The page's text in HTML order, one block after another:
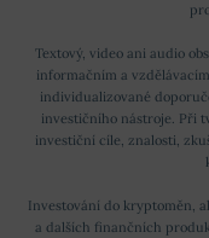
Textový, video ani audio
informačním a
individualizované
investičního nástroje. Při
investiční cíle, znalosti,
Investování do kryptoměn,
a dalších finančních